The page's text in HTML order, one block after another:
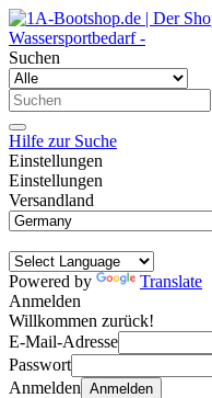
Suchen
Hilfe zur Suche
Einstellungen
Einstellungen
Versandland
Powered by
Translate
Anmelden
Willkommen zurück!
E-Mail-Adresse
Passwort
Anmelden Anmelden